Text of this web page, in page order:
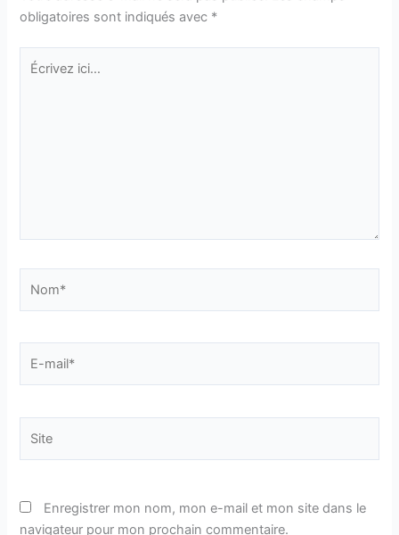
obligatoires sont indiqués avec *
Écrivez
ici…
Enregistrer mon nom, mon e-mail et mon site dans le
navigateur pour mon prochain commentaire.